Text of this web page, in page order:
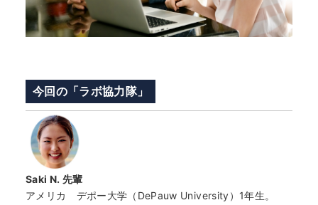
今回の「ラボ協力隊」
Saki N. 先輩
アメリカ デポー大学（DePauw University）1年生。